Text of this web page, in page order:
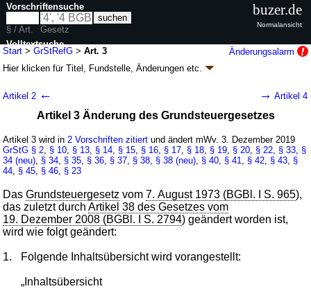
Start >GrStRefG >Art. 3
Änderungsalarm
Hier klicken fürTitel, Fundstelle, Änderungen etc.
(GrStRefG)
G. v. 26.11.2019 BGBl. I S. 1794 (Nr. 43); zuletzt geändert durchArtikel 53
Geltung ab 01.01.2025, abweichend sieheArtikel 18
17 Änderungen | Drucksachen / Entwurf / Begründung |
wird in 21 Vorschriften zitiert
Artikel 2 ← → Artikel 4
Artikel 3 Änderung des Grundsteuergesetzes
Artikel 3 wird in 2 Vorschriften zitiert und ändert mWv. 3. Dezember 2019
GrStG § 2 § 10 § 13 § 14 § 15 § 16 § 17 § 18 § 19 § 20 § 22 § 33 §
34 (neu) § 34 § 35 § 36 § 37 § 38 § 38 (neu) § 40 § 41 § 42 § 43 §
44 § 45 § 46 § 23
DasGrundsteuergesetz vom7. August 1973 (BGBl. I S. 965),
das zuletzt durchArtikel 38 des Gesetzes vom
19. Dezember 2008 (BGBl. I S. 2794) geändert worden ist,
wird wie folgt geändert:
1. Folgende Inhaltsübersicht wird vorangestellt:
„Inhaltsübersicht
Vorschriftensuche
§ / Art.
Gesetz
Volltextsuche
nur in GrStRefG
buzer.de
Normalansicht